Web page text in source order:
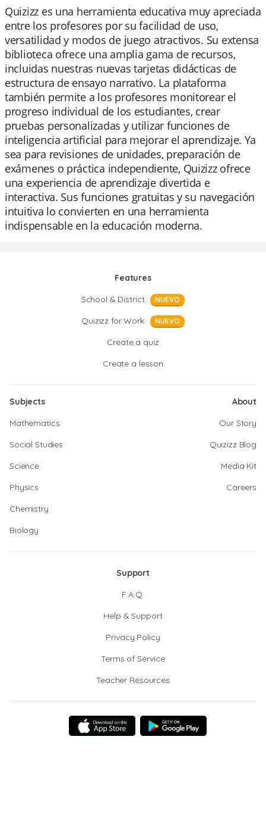
Quizizz es una herramienta educativa muy apreciada
entre los profesores por su facilidad de uso,
versatilidad y modos de juego atractivos. Su extensa
biblioteca ofrece una amplia gama de recursos,
incluidas nuestras nuevas tarjetas didácticas de
estructura de ensayo narrativo. La plataforma
también permite a los profesores monitorear el
progreso individual de los estudiantes, crear
pruebas personalizadas y utilizar funciones de
inteligencia artificial para mejorar el aprendizaje. Ya
sea para revisiones de unidades, preparación de
exámenes o práctica independiente, Quizizz ofrece
una experiencia de aprendizaje divertida e
interactiva. Sus funciones gratuitas y su navegación
intuitiva lo convierten en una herramienta
indispensable en la educación moderna.
Features
School & District
NUEVO
Quizizz for Work NUEVO
Create a quiz
Create a lesson
Subjects
Mathematics
Social Studies
Science
Physics
Chemistry
Biology
About
Our Story
Quizizz Blog
Media Kit
Careers
Support
F.A.Q.
Help & Support
Privacy Policy
Terms of Service
Teacher Resources